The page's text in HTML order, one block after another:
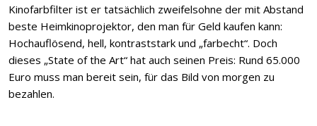
Kinofarbfilter ist er tatsächlich zweifelsohne der mit Abstand
beste Heimkinoprojektor, den man für Geld kaufen kann:
Hochauflösend, hell, kontraststark und „farbecht“. Doch
dieses „State of the Art“ hat auch seinen Preis: Rund 65.000
Euro muss man bereit sein, für das Bild von morgen zu
bezahlen.